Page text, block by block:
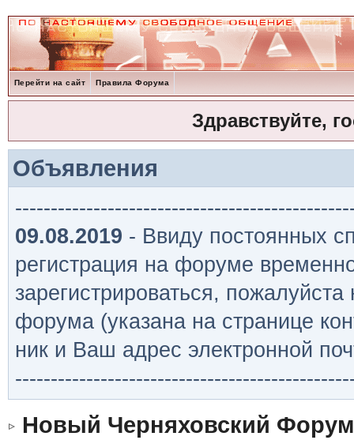
Перейти на сайт Правила Форума
Здравствуйте,
Объявления
09.08.2019 - Ввиду постоянных
регистрация на форуме
зарегистрироваться,
форума (указана на странице
ник и Ваш адрес электронной
Новый Черняховский Форум